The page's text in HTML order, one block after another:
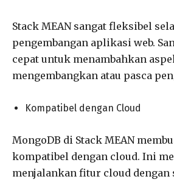
Stack MEAN sangat fleksibel
pengembangan aplikasi web.
cepat untuk menambahkan
mengembangkan atau pasca
Kompatibel dengan Cloud
MongoDB di Stack MEAN
kompatibel dengan cloud. Ini
menjalankan fitur cloud dengan